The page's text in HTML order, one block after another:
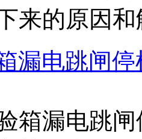
来的原因
漏电跳闸
箱漏电跳